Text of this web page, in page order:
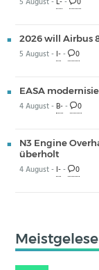
5 August -L-- 0
2026 will Airbus
5 August - I-- 0
EASA
4 August -B-- 0
N3 Engine
überholt
4 August - I-- 0